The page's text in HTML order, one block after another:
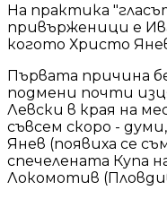
На практика
привърженици е
когото Христо
Първата причина
подмени почти
Левски в края на
съвсем скоро -
Янев (появиха се
спечелената Купа
Локомотив